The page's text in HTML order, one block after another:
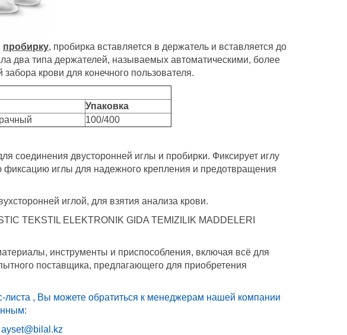
пробирку, пробирка вставляется в держатель и вставляется до
два типа держателей, называемых автоматическими, более
крови для конечного пользователя.
Упаковка
100/400
соединения двусторонней иглы и пробирки. Фиксирует иглу
иглы для надежного крепления и предотвращения
иглой, для взятия анализа крови.
TEKSTIL ELEKTRONIK GIDA TEMIZILIK MADDELERI
инструменты и приспособления, включая всё для
поставщика, предлагающего для приобретения
листа , Вы можете обратиться к менеджерам нашей компании
ayset@bilal.kz